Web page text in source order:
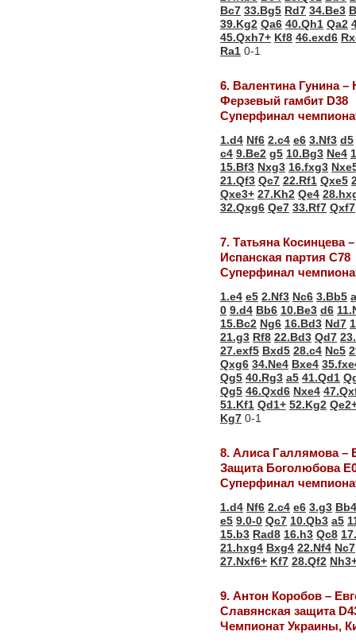
Bc7 33.Bg5 Rd7 34.Be3
39.Kg2 Qa6 40.Qh1 Qa2
45.Qxh7+ Kf8 46.exd6
Ra1 0-1
6. Валентина Гунина
Ферзевый гамбит D38
Суперфинал
1.d4 Nf6 2.c4 e6 3.Nf3 d5
c4 9.Be2 g5 10.Bg3 Ne4
15.Bf3 Nxg3 16.fxg3
21.Qf3 Qc7 22.Rf1 Qxe5
Qxe3+ 27.Kh2 Qe4
32.Qxg6 Qe7 33.Rf7 Qxf7
7. Татьяна Косинцева
Испанская партия С78
Суперфинал
1.e4 e5 2.Nf3 Nc6 3.Bb5
0 9.d4 Bb6 10.Be3 d6
15.Bc2 Ng6 16.Bd3 Nd7
21.g3 Rf8 22.Bd3 Qd7
27.exf5 Bxd5 28.c4 Nc5
Qxg6 34.Ne4 Bxe4
Qg5 40.Rg3 a5 41.Qd1
Qg5 46.Qxd6 Nxe4
51.Kf1 Qd1+ 52.Kg2
Kg7 0-1
8. Алиса Галлямова –
Защита Боголюбова
Суперфинал
1.d4 Nf6 2.c4 e6 3.g3
e5 9.0-0 Qc7 10.Qb3 a5
15.b3 Rad8 16.h3 Qc8
21.hxg4 Bxg4 22.Nf4 Nc7
27.Nxf6+ Kf7 28.Qf2
9. Антон Коробов –
Славянская защита
Чемпионат Украины,